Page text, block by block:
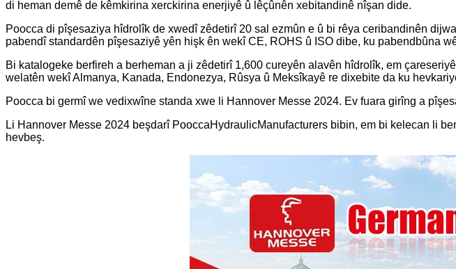
di heman demê de kêmkirina xerckirina enerjiyê û lêçûnên xebitandinê nîşan dide.
Poocca di pîşesaziya hîdrolîk de xwedî zêdetirî 20 sal ezmûn e û bi rêya ceribandinên
pabendî standardên pîşesaziyê yên hişk ên wekî CE, ROHS û ISO dibe, ku pabendbûna
Bi katalogeke berfireh a berheman a ji zêdetirî 1,600 cureyên alavên hîdrolîk, em
welatên wekî Almanya, Kanada, Endonezya, Rûsya û Meksîkayê re dixebite da ku
Poocca bi germî we vedixwîne standa xwe li Hannover Messe 2024. Ev fuara girîng a
Li Hannover Messe 2024 beşdarî PooccaHydraulicManufacturers bibin, em bi kelecan li
hevbeş.